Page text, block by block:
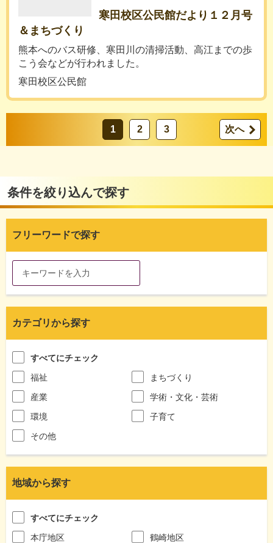
寒田校区公民館だより１２月号
＆まちづくり
熊本へのバス研修、寒田川の清掃活動、高江までの歩
こう会などが行われました。
寒田校区公民館
1 2 3 次へ
条件を絞り込んで探す
フリーワードで探す
カテゴリから探す
すべてにチェック
福祉
まちづくり
産業
学術・文化・芸術
環境
子育て
その他
地域から探す
すべてにチェック
本庁地区
鶴崎地区